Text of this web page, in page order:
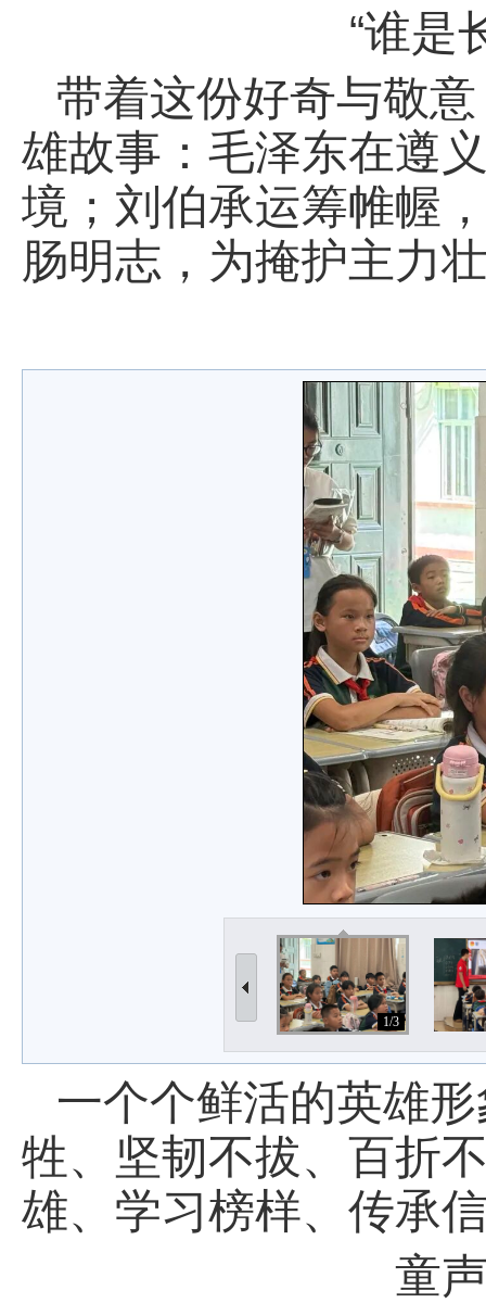
“谁是
带着这份好奇与敬
雄故事：毛泽东在遵
境；刘伯承运筹帷幄
肠明志，为掩护主力
1/3
一个个鲜活的英雄
牲、坚韧不拔、百折
雄、学习榜样、传承
童